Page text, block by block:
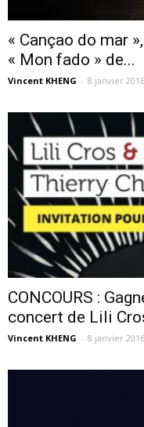
« Cançao do mar
« Mon fado » de...
Vincent KHENG - 8 janvier 2016
CONCOURS :
concert de Lili
Vincent KHENG - 8 janvier 2016